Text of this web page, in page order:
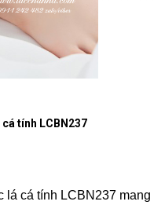
tính LCBN237
lá cá tính LCBN237 mang